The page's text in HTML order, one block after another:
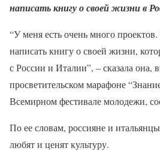
написать книгу о своей жизни в
“У меня есть очень много
написать книгу о своей жизни,
с России и Италии”, – сказала она,
просветительском марафоне
Всемирном фестивале молодежи,
По ее словам, россияне и
любят и ценят культуру.